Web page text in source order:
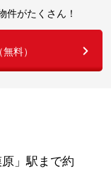
件がたくさん！
無料）
」駅まで約